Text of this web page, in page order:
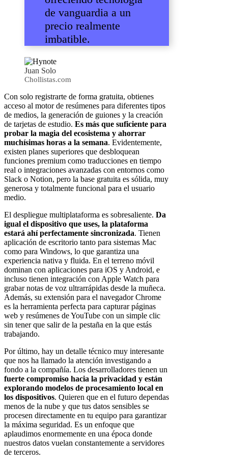
de vanguardia a un
precio realmente
imbatible.
Juan Solo
Chollistas.com
Con solo registrarte de forma gratuita, obtienes
acceso al motor de resúmenes para diferentes tipos
de medios, la generación de guiones y la creación
de tarjetas de estudio. Es más que suficiente para
probar la magia del ecosistema y ahorrar
muchísimas horas a la semana. Evidentemente,
existen planes superiores que desbloquean
funciones premium como traducciones en tiempo
real o integraciones avanzadas con entornos como
Slack o Notion, pero la base gratuita es sólida, muy
generosa y totalmente funcional para el usuario
medio.
El despliegue multiplataforma es sobresaliente. Da
igual el dispositivo que uses, la plataforma
estará ahí perfectamente sincronizada. Tienen
aplicación de escritorio tanto para sistemas Mac
como para Windows, lo que garantiza una
experiencia nativa y fluida. En el terreno móvil
dominan con aplicaciones para iOS y Android, e
incluso tienen integración con Apple Watch para
grabar notas de voz ultrarrápidas desde la muñeca.
Además, su extensión para el navegador Chrome
es la herramienta perfecta para capturar páginas
web y resúmenes de YouTube con un simple clic
sin tener que salir de la pestaña en la que estás
trabajando.
Por último, hay un detalle técnico muy interesante
que nos ha llamado la atención investigando a
fondo a la compañía. Los desarrolladores tienen un
fuerte compromiso hacia la privacidad y están
explorando modelos de procesamiento local en
los dispositivos. Quieren que en el futuro dependas
menos de la nube y que tus datos sensibles se
procesen directamente en tu equipo para garantizar
la máxima seguridad. Es un enfoque que
aplaudimos enormemente en una época donde
nuestros datos vuelan constantemente a servidores
de terceros.